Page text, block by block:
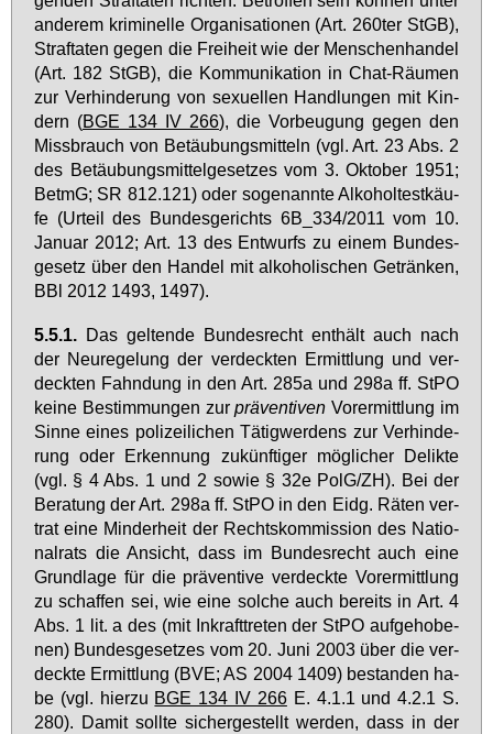
an­de­rem kri­mi­nel­le Or­ga­ni­sa­tio­nen (Art. 260­ter StGB),
Straf­ta­ten ge­gen die Frei­heit wie der Men­schen­han­del
(Art. 182 StGB), die Kom­mu­ni­ka­ti­on in Chat-Räu­men
zur Ver­hin­de­rung von se­xu­el­len Hand­lun­gen mit Kin­
dern (BGE 134 IV 266), die Vor­beu­gung ge­gen den
Miss­brauch von Be­täu­bungs­mit­teln (vgl. Art. 23 Abs. 2
des Be­täu­bungs­mit­tel­ge­set­zes vom 3. Ok­to­ber 1951;
BetmG; SR 812.121) oder so­ge­nann­te Al­ko­hol­test­käu­
fe (Ur­teil des Bun­des­ge­richts 6B_334/2011 vom 10.
Ja­nu­ar 2012; Art. 13 des Ent­wurfs zu ei­nem Bun­des­
ge­setz über den Han­del mit al­ko­ho­li­schen Ge­trän­ken,
BBl 2012 1493, 1497).
5.5.1. Das gel­ten­de Bun­des­recht ent­hält auch nach
der Neu­re­ge­lung der ver­deck­ten Er­mitt­lung und ver­
deck­ten Fahn­dung in den Art. 285a und 298a ff. StPO
kei­ne Be­stim­mun­gen zurprä­ven­ti­venVor­er­mitt­lung im
Sin­ne ei­nes po­li­zei­li­chen Tä­tig­wer­dens zur Ver­hin­de­
rung oder Er­ken­nung zu­künf­ti­ger mög­li­cher De­lik­te
(vgl. § 4 Abs. 1 und 2 so­wie § 32e PolG/ZH). Bei der
Be­ra­tung der Art. 298a ff. StPO in den Eidg. Rä­ten ver­
trat ei­ne Min­der­heit der Rechts­kom­mis­si­on des Na­tio­
nal­rats die An­sicht, dass im Bun­des­recht auch ei­ne
Grund­la­ge für die prä­ven­ti­ve ver­deck­te Vor­er­mitt­lung
zu schaf­fen sei, wie ei­ne sol­che auch be­reits in Art. 4
Abs. 1 lit. a des (mit In­kraft­tre­ten der StPO auf­ge­ho­be­
nen) Bun­des­ge­set­zes vom 20. Ju­ni 2003 über die ver­
deck­te Er­mitt­lung (BVE; AS 2004 1409) be­stan­den ha­
be (vgl. hier­zu BGE 134 IV 266E. 4.1.1 und 4.2.1 S.
280). Da­mit soll­te si­cher­ge­stellt wer­den, dass in der